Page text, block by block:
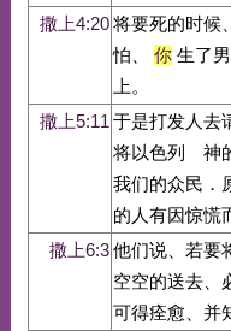
撒上4:20将要死的时候
怕、
你生了
上。
撒上5:11 于是打发人去
将以色列 神
我们的众民．
的人有因惊慌
撒上6:3他们说、若要
空空的送去、
可得痊愈、并